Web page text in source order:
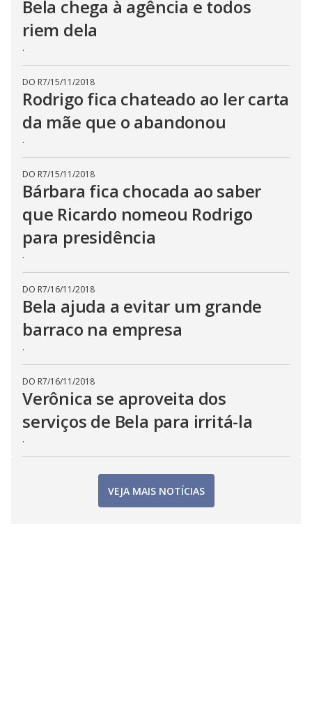
Bela chega à agência e todos
riem dela
.
DO R7/15/11/2018
Rodrigo fica chateado ao ler carta
da mãe que o abandonou
.
DO R7/15/11/2018
Bárbara fica chocada ao saber
que Ricardo nomeou Rodrigo
para presidência
.
DO R7/16/11/2018
Bela ajuda a evitar um grande
barraco na empresa
.
DO R7/16/11/2018
Verônica se aproveita dos
serviços de Bela para irritá-la
.
VEJA MAIS NOTÍCIAS